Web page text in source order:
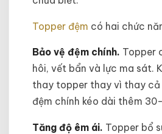
Topper đệm có hai chức
Bảo vệ đệm chính. Topper
hôi, vết bẩn và lực ma sát.
thay topper thay vì thay cả
đệm chính kéo dài thêm
Tăng độ êm ái. Topper bổ